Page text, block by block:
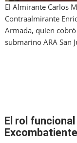
El Almirante Carlos
Contraalmirante
Armada, quien
submarino ARA San
El rol